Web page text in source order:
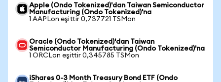
Apple (Ondo Tokenized)'dan Taiwan Semiconductor
Manufacturing (Ondo Tokenized)'na
1 AAPLon eşittir 0,737721 TSMon
Oracle (Ondo Tokenized)'dan Taiwan
Semiconductor Manufacturing (Ondo Tokenized)'na
1 ORCLon eşittir 0,345785 TSMon
iShares 0-3 Month Treasury Bond ETF (Ondo